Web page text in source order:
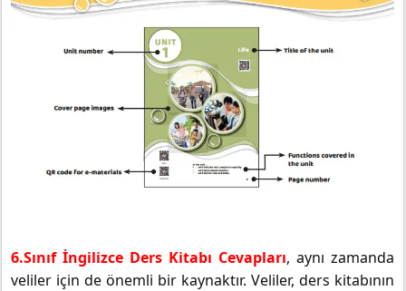
6.Sınıf İngilizce Ders Kitabı Cevapları, aynı zamanda
veliler için de önemli bir kaynaktır. Veliler, ders kitabının